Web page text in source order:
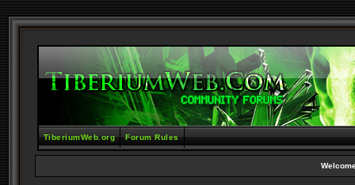
TiberiumWeb.org Forum Rules